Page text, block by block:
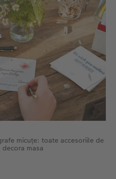
micuțe: toate accesoriile de
masa